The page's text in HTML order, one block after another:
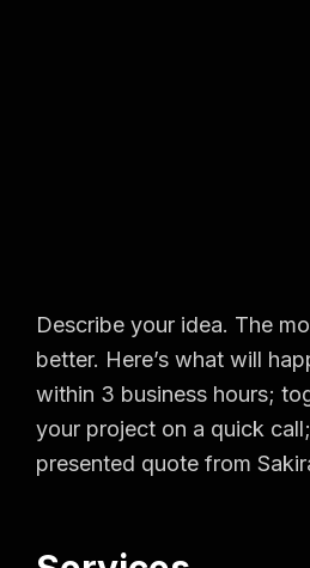
Describe your idea. The
better. Here’s what will
within 3 business hours;
your project on a quick
presented quote from